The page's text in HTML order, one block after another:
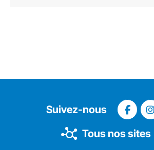
Suivez-nous
Tous nos sites